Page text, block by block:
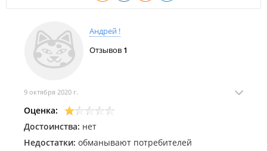
Андрей !
Отзывов 1
9 октября 2020 г.
Оценка:
Достоинства: нет
Недостатки: обманывают потребителей